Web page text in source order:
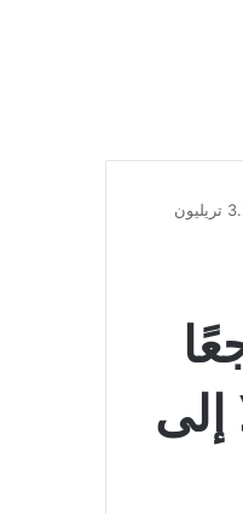
شهد احتياطي النقد الأجنبي الصيني تراجعًا كبيرًا في فبراير/ شباط الماضي، وصولًا إلى 3.205 تريليون
إلى